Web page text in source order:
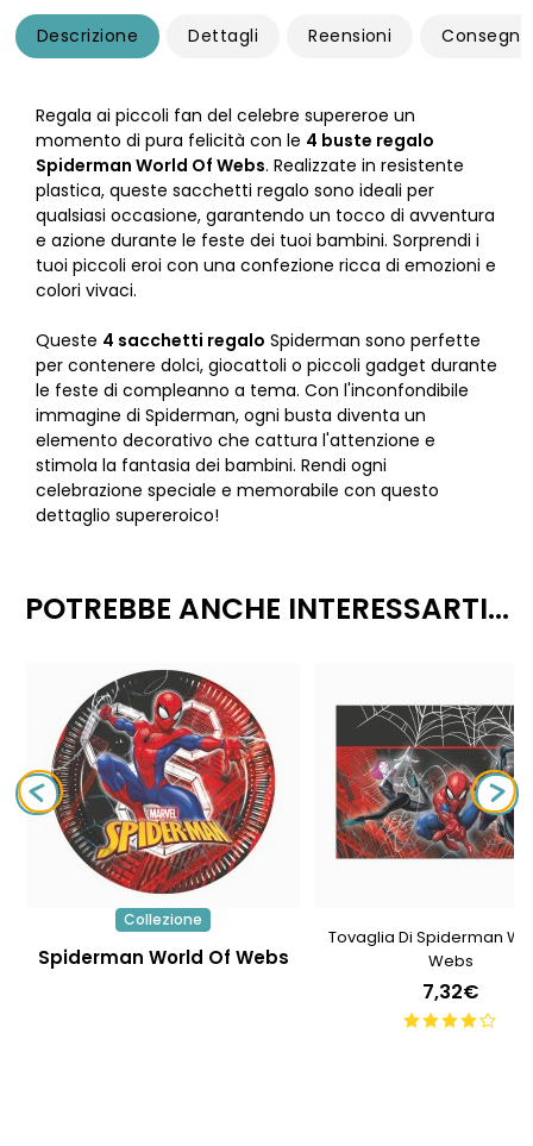
Descrizione Dettagli Reensioni Consegna
Regala ai piccoli fan del celebre supereroe un
momento di pura felicità con le 4 buste regalo
Spiderman World Of Webs. Realizzate in resistente
plastica, queste sacchetti regalo sono ideali per
qualsiasi occasione, garantendo un tocco di avventura
e azione durante le feste dei tuoi bambini. Sorprendi i
tuoi piccoli eroi con una confezione ricca di emozioni e
colori vivaci.
Queste 4 sacchetti regalo Spiderman sono perfette
per contenere dolci, giocattoli o piccoli gadget durante
le feste di compleanno a tema. Con l'inconfondibile
immagine di Spiderman, ogni busta diventa un
elemento decorativo che cattura l'attenzione e
stimola la fantasia dei bambini. Rendi ogni
celebrazione speciale e memorabile con questo
dettaglio supereroico!
POTREBBE ANCHE INTERESSARTI...
Collezione
Spiderman World Of Webs
Tovaglia Di Spiderman
Webs
7,32€